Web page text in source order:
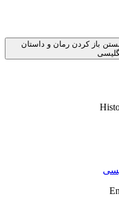
باز کردن رمان و داستان